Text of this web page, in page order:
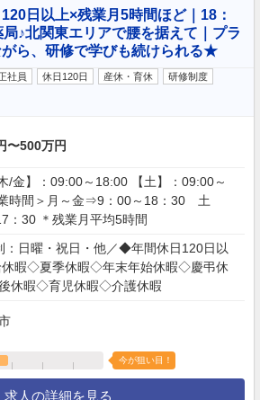
日以上×残業月5時間ほど｜18：
♪北関東エリアで腰を据えて｜プラ
ら、研修で学びも続けられる★
社員 休日120日 産休・育休
研修制度
〜500万円
/金】：09:00～18:00 【土】：09:00～
時間＞月～金⇒9：00～18：30 土
：30 ＊残業月平均5時間
：日曜・祝日・他／◆年間休日120日以
暇◇夏季休暇◇年末年始休暇◇慶弔休
休暇◇育児休暇◇介護休暇
今が狙い目！
求人の詳細を見る